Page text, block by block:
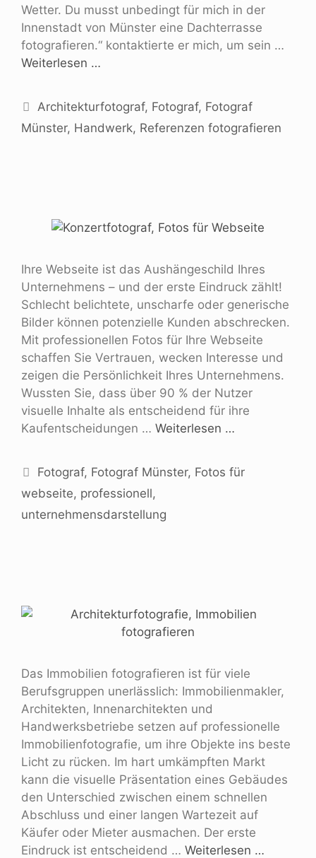
Wetter. Du musst unbedingt für mich in der
Innenstadt von Münster eine Dachterrasse
fotografieren.“ kontaktierte er mich, um sein …
Weiterlesen …
Architekturfotograf, Fotograf, Fotograf
Münster, Handwerk, Referenzen fotografieren
Ihre Webseite ist das Aushängeschild Ihres
Unternehmens – und der erste Eindruck zählt!
Schlecht belichtete, unscharfe oder generische
Bilder können potenzielle Kunden abschrecken.
Mit professionellen Fotos für Ihre Webseite
schaffen Sie Vertrauen, wecken Interesse und
zeigen die Persönlichkeit Ihres Unternehmens.
Wussten Sie, dass über 90 % der Nutzer
visuelle Inhalte als entscheidend für ihre
Kaufentscheidungen … Weiterlesen …
Fotograf, Fotograf Münster, Fotos für
webseite, professionell,
unternehmensdarstellung
Das Immobilien fotografieren ist für viele
Berufsgruppen unerlässlich: Immobilienmakler,
Architekten, Innenarchitekten und
Handwerksbetriebe setzen auf professionelle
Immobilienfotografie, um ihre Objekte ins beste
Licht zu rücken. Im hart umkämpften Markt
kann die visuelle Präsentation eines Gebäudes
den Unterschied zwischen einem schnellen
Abschluss und einer langen Wartezeit auf
Käufer oder Mieter ausmachen. Der erste
Eindruck ist entscheidend … Weiterlesen …